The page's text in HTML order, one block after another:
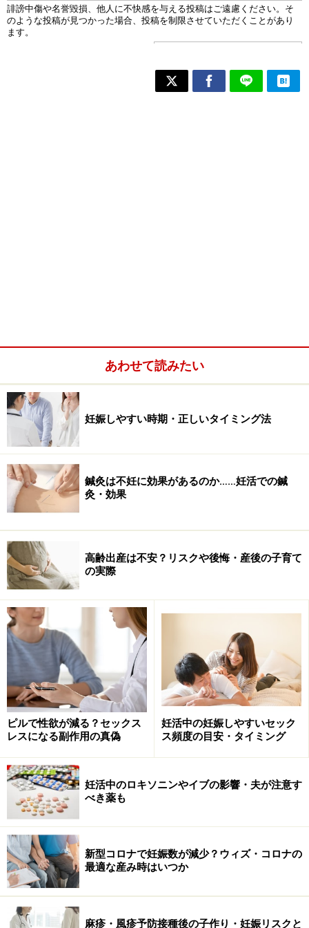
あわせて読みたい
妊娠しやすい時期・正しいタイミング法
鍼灸は不妊に効果があるのか……妊活での鍼
灸・効果
高齢出産は不安？リスクや後悔・産後の子育て
の実際
ピルで性欲が減る？セックス
レスになる副作用の真偽
妊活中の妊娠しやすいセック
ス頻度の目安・タイミング
妊活中のロキソニンやイブの影響・夫が注意す
べき薬も
新型コロナで妊娠数が減少？ウィズ・コロナの
最適な産み時はいつか
麻疹・風疹予防接種後の子作り・妊娠リスクと